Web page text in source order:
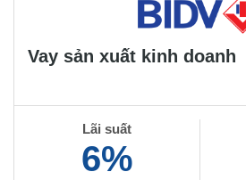
Vay sản xuất kinh doanh
Lãi suất
6%